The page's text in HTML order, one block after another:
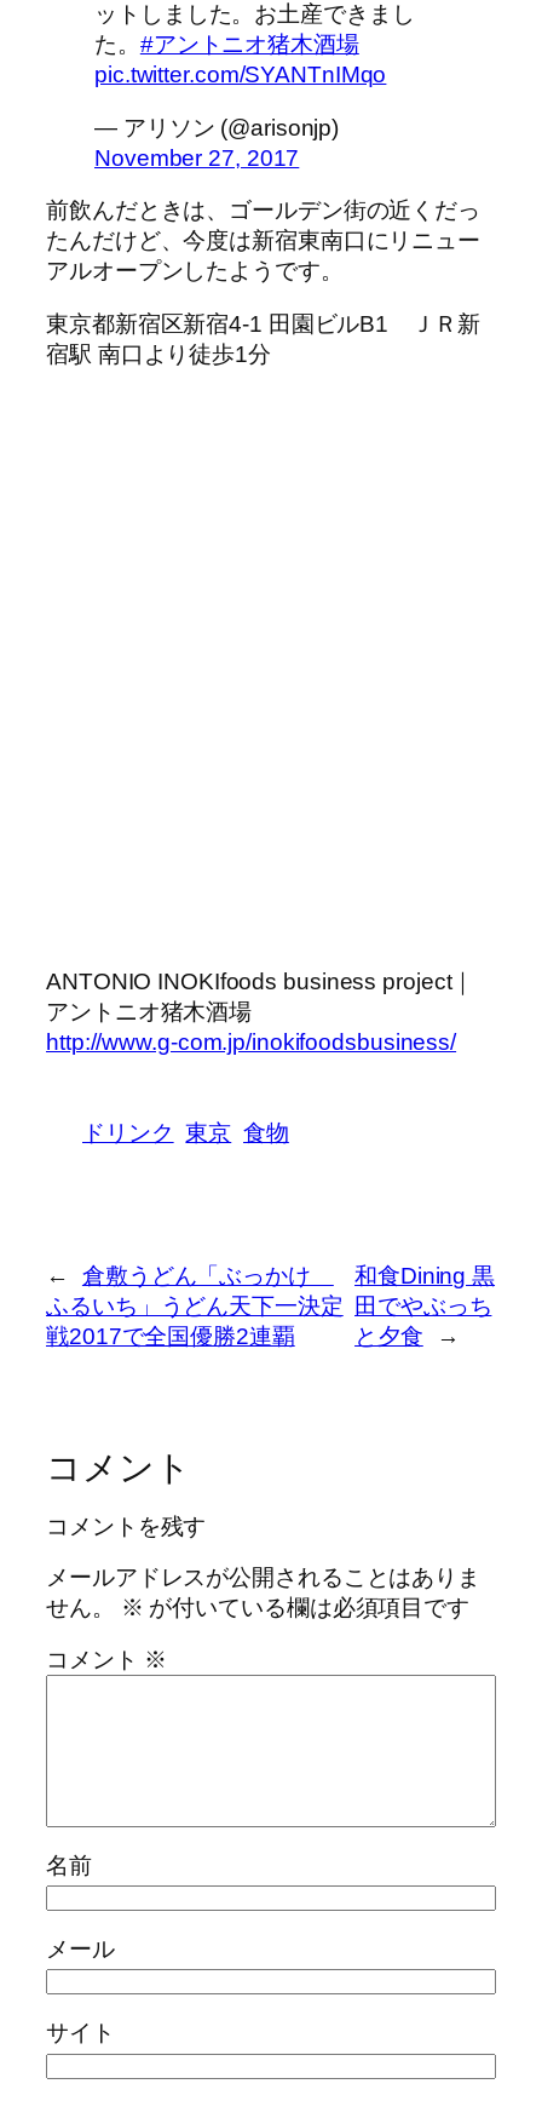
ットしました。お土産できまし
た。 #アントニオ猪木酒場
pic.twitter.com/SYANTnIMqo
— アリソン (@arisonjp)
November 27, 2017
前飲んだときは、ゴールデン街の近くだっ
たんだけど、今度は新宿東南口にリニュー
アルオープンしたようです。
東京都新宿区新宿4-1 田園ビルB1 ＪＲ新
宿駅 南口より徒歩1分
ANTONIO INOKIfoods business project｜
アントニオ猪木酒場
http://www.g-com.jp/inokifoodsbusiness/
ドリンク 東京 食物
←
倉敷うどん「ぶっかけ
ふるいち」うどん天下一決定
戦2017で全国優勝2連覇
和食Dining 黒
田でやぶっち
と夕食
→
コメント
コメントを残す
メールアドレスが公開されることはありま
せん。
※ が付いている欄は必須項目です
コメント ※
名前
メール
サイト